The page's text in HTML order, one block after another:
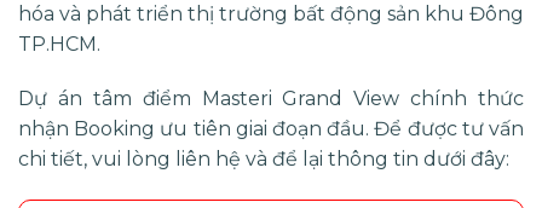
hóa và phát triển thị trường bất động sản khu Đông
TP.HCM.
Dự án tâm điểm Masteri Grand View chính thức
nhận Booking ưu tiên giai đoạn đầu.Để được tư vấn
chi tiết, vui lòng liên hệ và để lại thông tin dưới đây: